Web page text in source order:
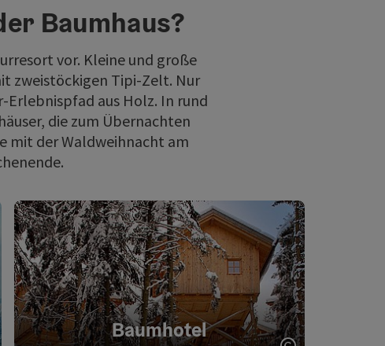
Baumhaus?
vor. Kleine und große
zweistöckigen Tipi-Zelt. Nur
aus Holz. In rund
die zum Übernachten
mit der Waldweihnacht am
Baumhotel